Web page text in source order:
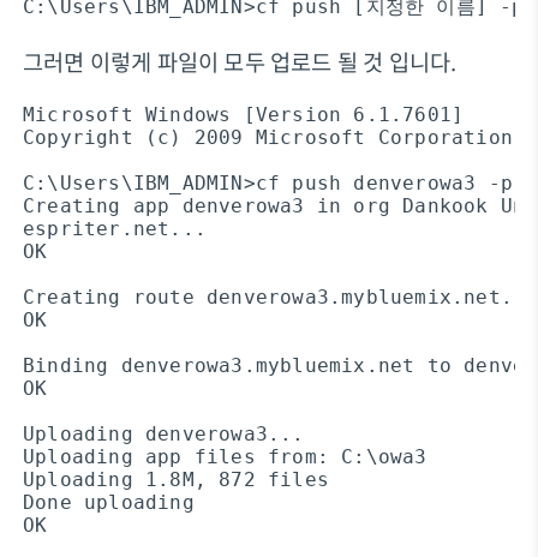
C:\Users\IBM_ADMIN>cf push [지정한 이름]
그러면 이렇게 파일이 모두 업로드 될 것 입니다.
Microsoft Windows [Version 6.1.7601]
Copyright (c) 2009 Microsoft
C:\Users\IBM_ADMIN>cf push denverowa3 -p
Creating app denverowa3 in org Dankook
espriter.net...
OK
Creating route denverowa3.mybluemix.net...
OK
Binding denverowa3.mybluemix.net to
OK
Uploading denverowa3...
Uploading app files from: C:\owa3
Uploading 1.8M, 872 files
Done uploading
OK